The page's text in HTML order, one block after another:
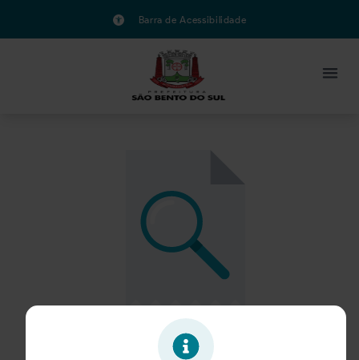
Barra de Acessibilidade